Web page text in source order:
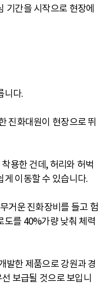
기간을 시작으로 현장에
니다.
진화대원이 현장으로 뛰
용한 건데, 허리와 허벅
게 이동할 수 있습니다.
거운 진화장비를 들고 험
도를 40%가량 낮춰 체력
발한 제품으로 강원과 경
보급될 것으로 보입니